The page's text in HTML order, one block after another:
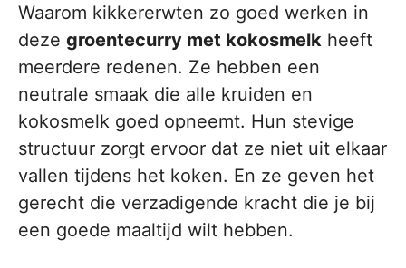
Waarom kikkererwten zo goed werken in
deze groentecurry met kokosmelk heeft
meerdere redenen. Ze hebben een
neutrale smaak die alle kruiden en
kokosmelk goed opneemt. Hun stevige
structuur zorgt ervoor dat ze niet uit elkaar
vallen tijdens het koken. En ze geven het
gerecht die verzadigende kracht die je bij
een goede maaltijd wilt hebben.